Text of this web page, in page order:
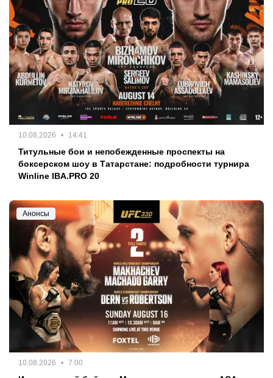
10.08.2026 14:41
Титульные бои и непобежденные проспекты на
боксерском шоу в Татарстане: подробности турнира
Winline IBA.PRO 20
Анонсы
10.08.2026 7:00